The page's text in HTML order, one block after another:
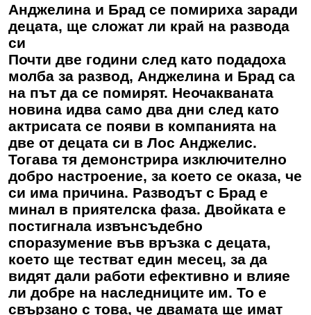
Анджелина и Брад се помириха заради
децата, ще сложат ли край на развода
си
Почти две години след като подадоха
молба за развод, Анджелина и Брад са
на път да се помирят. Неочакваната
новина идва само два дни след като
актрисата се появи в компанията на
две от децата си в Лос Анджелис.
Тогава тя демонстрира изключително
добро настроение, за което се оказа, че
си има причина. Разводът с Брад е
минал в приятелска фаза. Двойката е
постигнала извънсъдебно
споразумение във връзка с децата,
което ще тестват един месец, за да
видят дали работи ефективно и влияе
ли добре на наследниците им. То е
свързано с това, че двамата ще имат